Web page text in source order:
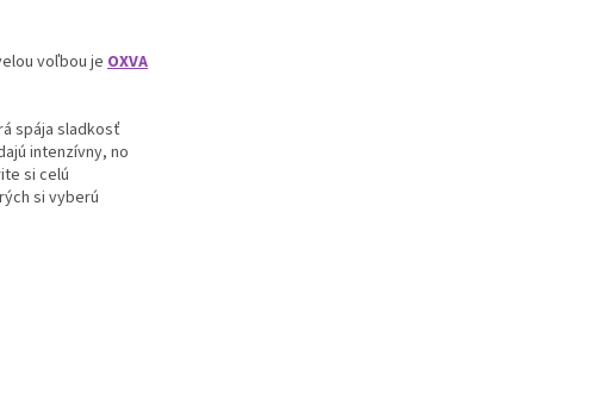
voľbou jeOXVA
spája sladkosť
intenzívny, no
si celú
si vyberú